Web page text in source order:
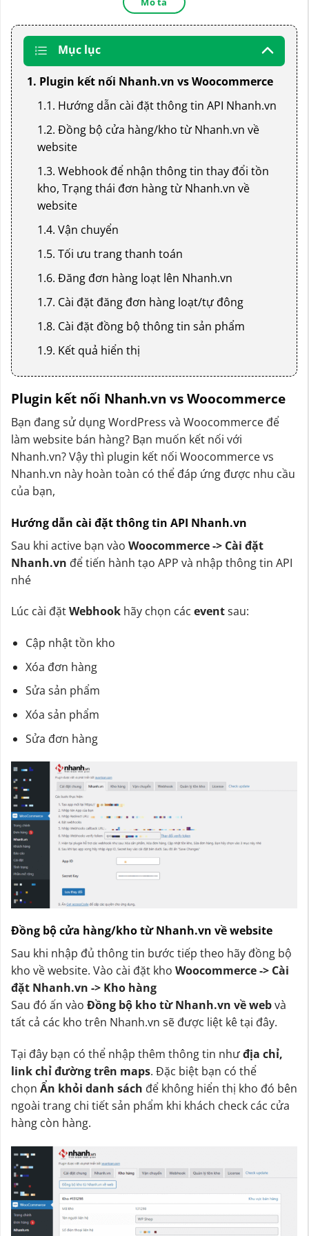
Mục lục
1. Plugin kết nối Nhanh.vn vs Woocommerce
1.1. Hướng dẫn cài đặt thông tin API Nhanh.vn
1.2. Đồng bộ cửa hàng/kho từ Nhanh.vn về
website
1.3. Webhook để nhận thông tin thay đổi tồn
kho, Trạng thái đơn hàng từ Nhanh.vn về
website
1.4. Vận chuyển
1.5. Tối ưu trang thanh toán
1.6. Đăng đơn hàng loạt lên Nhanh.vn
1.7. Cài đặt đăng đơn hàng loạt/tự đông
1.8. Cài đặt đồng bộ thông tin sản phẩm
1.9. Kết quả hiển thị
Plugin kết nối Nhanh.vn vs Woocommerce
Bạn đang sử dụng WordPress và Woocommerce để
làm website bán hàng? Bạn muốn kết nối với
Nhanh.vn? Vậy thì plugin kết nối Woocommerce vs
Nhanh.vn này hoàn toàn có thể đáp ứng được nhu cầu
của bạn,
Hướng dẫn cài đặt thông tin API Nhanh.vn
Sau khi active bạn vào Woocommerce -> Cài đặt
Nhanh.vn để tiến hành tạo APP và nhập thông tin API
nhé
Lúc cài đặtWebhook hãy chọn các eventsau:
Cập nhật tồn kho
Xóa đơn hàng
Sửa sản phẩm
Xóa sản phẩm
Sửa đơn hàng
Đồng bộ cửa hàng/kho từ Nhanh.vn về website
Sau khi nhập đủ thông tin bước tiếp theo hãy đồng bộ
kho về website. Vào cài đặt kho Woocommerce -> Cài
đặt Nhanh.vn -> Kho hàng
Sau đó ấn vào Đồng bộ kho từ Nhanh.vn về webvà
tất cả các kho trên Nhanh.vn sẽ được liệt kê tại đây.
Tại đây bạn có thể nhập thêm thông tin nhưđịa chỉ,
link chỉ đường trên maps. Đặc biệt bạn có thể
chọn Ẩn khỏi danh sách để không hiển thị kho đó bên
ngoài trang chi tiết sản phẩm khi khách check các cửa
hàng còn hàng.